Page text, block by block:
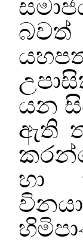
බවත්
යන
ඇති
හා